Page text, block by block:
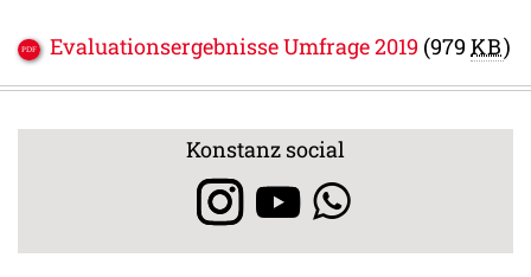
Evaluationsergebnisse Umfrage 2019 (979 KB)
Konstanz social